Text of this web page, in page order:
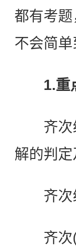
都有考
不会简
1.重
齐次线
解的判
齐次线
齐次(